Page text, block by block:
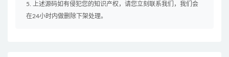
5. 上述源码如有侵犯您的知识产权，请您立刻联系我们，我们会
在24小时内做删除下架处理。